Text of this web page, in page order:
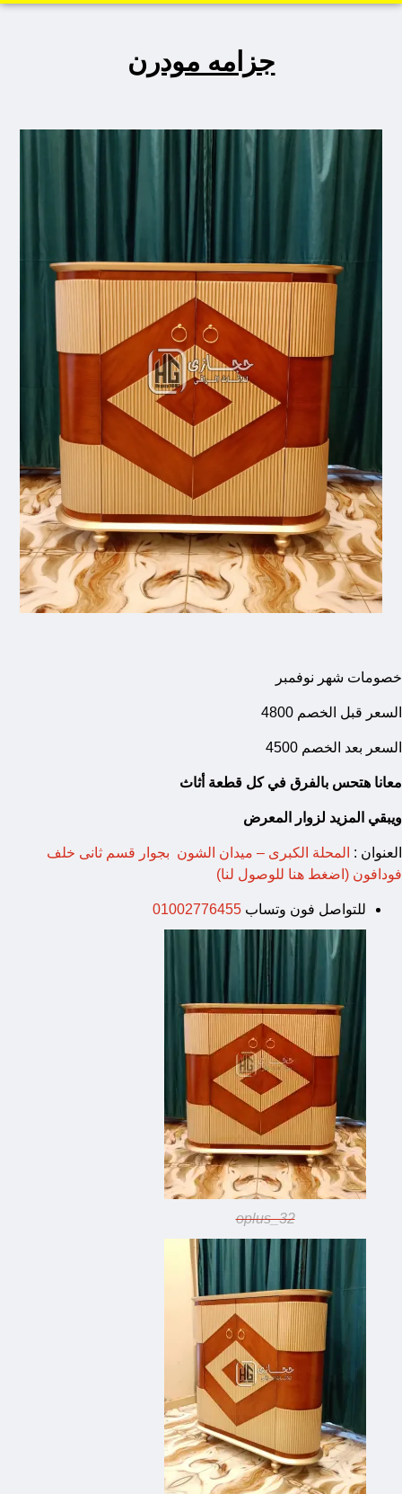
جزامه مودرن
خصومات شهر نوفمبر
السعر قبل الخصم 4800
السعر بعد الخصم 4500
معانا هتحس بالفرق في كل قطعة أثاث
ويبقي المزيد لزوار المعرض
العنوان : المحلة الكبرى – ميدان الشون بجوار قسم ثانى خلف
فودافون (اضغط هنا للوصول لنا)
للتواصل فون وتساب 01002776455
oplus_32